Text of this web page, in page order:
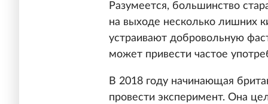
Разумеется, большинство
на выходе несколько лишних
устраивают добровольную
может привести частое
В 2018 году начинающая
провести эксперимент. Она